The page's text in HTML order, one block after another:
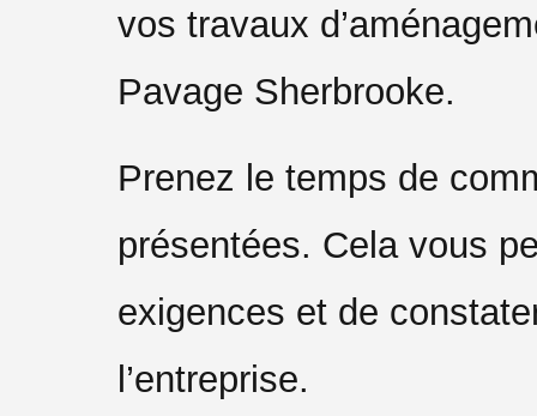
vos travaux
Pavage Sherbrooke.
Prenez le temps de
présentées. Cela vous
exigences et de
l’entreprise.